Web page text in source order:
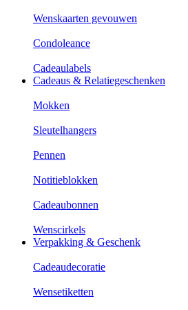
Wenskaarten gevouwen
Condoleance
Cadeaulabels
Cadeaus & Relatiegeschenken
Mokken
Sleutelhangers
Pennen
Notitieblokken
Cadeaubonnen
Wenscirkels
Verpakking & Geschenk
Cadeaudecoratie
Wensetiketten